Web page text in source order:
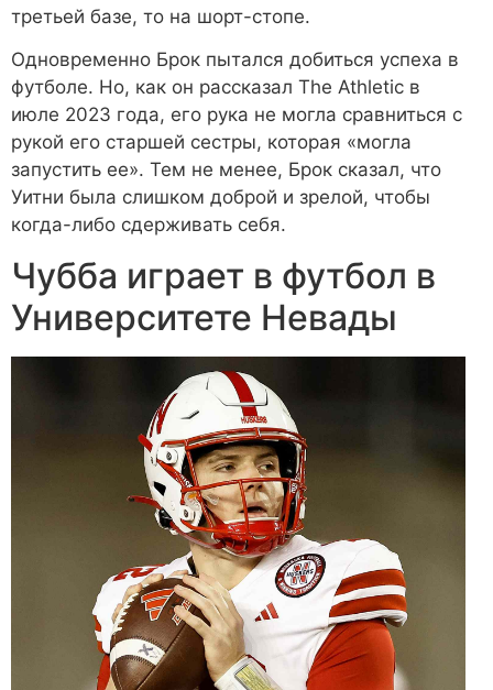
третьей базе, то на шорт-стопе.
Одновременно Брок пытался добиться успеха в
футболе. Но, как он рассказал The Athletic в
июле 2023 года, его рука не могла сравниться с
рукой его старшей сестры, которая «могла
запустить ее». Тем не менее, Брок сказал, что
Уитни была слишком доброй и зрелой, чтобы
когда-либо сдерживать себя.
Чубба играет в футбол в
Университете Невады